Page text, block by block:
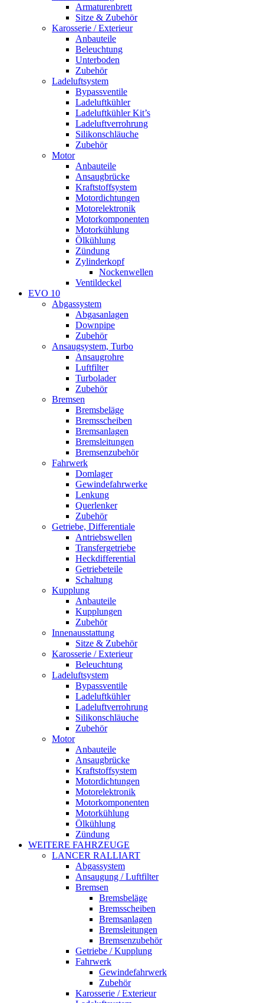
Armaturenbrett
Sitze & Zubehör
Karosserie / Exterieur
Anbauteile
Beleuchtung
Unterboden
Zubehör
Ladeluftsystem
Bypassventile
Ladeluftkühler
Ladeluftkühler Kit’s
Ladeluftverrohrung
Silikonschläuche
Zubehör
Motor
Anbauteile
Ansaugbrücke
Kraftstoffsystem
Motordichtungen
Motorelektronik
Motorkomponenten
Motorkühlung
Ölkühlung
Zündung
Zylinderkopf
Nockenwellen
Ventildeckel
EVO 10
Abgassystem
Abgasanlagen
Downpipe
Zubehör
Ansaugsystem, Turbo
Ansaugrohre
Luftfilter
Turbolader
Zubehör
Bremsen
Bremsbeläge
Bremsscheiben
Bremsanlagen
Bremsleitungen
Bremsenzubehör
Fahrwerk
Domlager
Gewindefahrwerke
Lenkung
Querlenker
Zubehör
Getriebe, Differentiale
Antriebswellen
Transfergetriebe
Heckdifferential
Getriebeteile
Schaltung
Kupplung
Anbauteile
Kupplungen
Zubehör
Innenausstattung
Sitze & Zubehör
Karosserie / Exterieur
Beleuchtung
Ladeluftsystem
Bypassventile
Ladeluftkühler
Ladeluftverrohrung
Silikonschläuche
Zubehör
Motor
Anbauteile
Ansaugbrücke
Kraftstoffsystem
Motordichtungen
Motorelektronik
Motorkomponenten
Motorkühlung
Ölkühlung
Zündung
WEITERE FAHRZEUGE
LANCER RALLIART
Abgassystem
Ansaugung / Luftfilter
Bremsen
Bremsbeläge
Bremsscheiben
Bremsanlagen
Bremsleitungen
Bremsenzubehör
Getriebe / Kupplung
Fahrwerk
Gewindefahrwerk
Zubehör
Karosserie / Exterieur